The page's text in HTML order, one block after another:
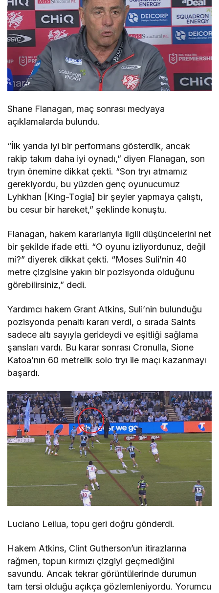
Shane Flanagan, maç sonrası medyaya
açıklamalarda bulundu.
“İlk yarıda iyi bir performans gösterdik, ancak
rakip takım daha iyi oynadı,” diyen Flanagan, son
tryın önemine dikkat çekti. “Son tryı atmamız
gerekiyordu, bu yüzden genç oyunucumuz
Lyhkhan [King-Togia] bir şeyler yapmaya çalıştı,
bu cesur bir hareket,” şeklinde konuştu.
Flanagan, hakem kararlarıyla ilgili düşüncelerini net
bir şekilde ifade etti. “O oyunu izliyordunuz, değil
mi?” diyerek dikkat çekti. “Moses Suli’nin 40
metre çizgisine yakın bir pozisyonda olduğunu
görebilirsiniz,” dedi.
Yardımcı hakem Grant Atkins, Suli’nin bulunduğu
pozisyonda penaltı kararı verdi, o sırada Saints
sadece altı sayıyla gerideydi ve eşitliği sağlama
şansları vardı. Bu karar sonrası Cronulla, Sione
Katoa’nın 60 metrelik solo tryı ile maçı kazanmayı
başardı.
Luciano Leilua, topu geri doğru gönderdi.
Hakem Atkins, Clint Gutherson’un itirazlarına
rağmen, topun kırmızı çizgiyi geçmediğini
savundu. Ancak tekrar görüntülerinde durumun
tam tersi olduğu açıkça gözlemleniyordu. Yorumcu